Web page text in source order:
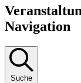
Navigation
Suche